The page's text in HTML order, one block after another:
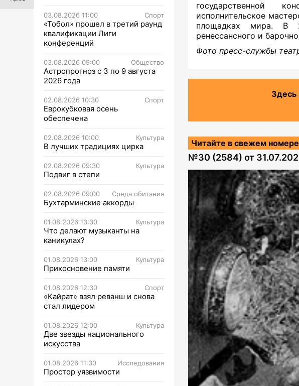
03.08.2026 11:00 Спорт
«Тобол» прошел в третий раунд
квалификации Лиги
конференций
03.08.2026 09:00 Общество
Астропрогноз с 3 по 9 августа
2026 года
02.08.2026 10:30 Спорт
Еврокубковая осень
обеспечена
02.08.2026 10:00 Культура
В лучших традициях цирка
02.08.2026 09:30 Культура
Подвиг в степи
02.08.2026 09:00 Среда обитания
Бухтарминские аккорды
01.08.2026 13:30 Культура
Что делают музыканты на
каникулах?
01.08.2026 13:00 Культура
Прикосновение памяти
01.08.2026 12:30 Спорт
«Кайрат» взял реванш и снова
стал лидером
01.08.2026 12:00 Культура
Две звезды национального
искусства
01.08.2026 11:30 Исследования
Простор уязвимости
государственной
исполнительское
площадках мира. В
ренессансного и
Фото пресс-службы
Здесь
Читайте в свежем
№30 (2584) от